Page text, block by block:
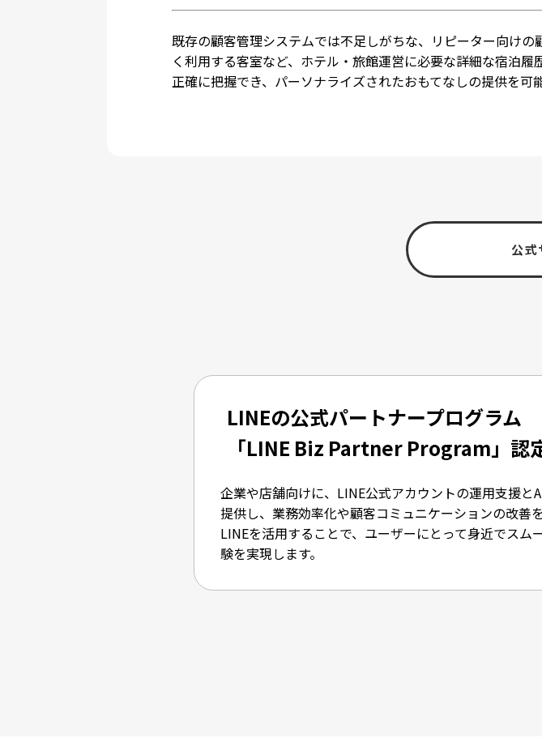
既存の顧客管理システムでは不足しがちな、リピーター向け
く利用する客室など、ホテル・旅館運営に必要な詳細な宿泊
正確に把握でき、パーソナライズされたおもてなしの提供を可
公式
LINEの公式パートナープログラム
「LINE Biz Partner Program」認
企業や店舗向けに、LINE公式アカウントの運用支援と
提供し、業務効率化や顧客コミュニケーションの改善
LINEを活用することで、ユーザーにとって身近でスム
験を実現します。